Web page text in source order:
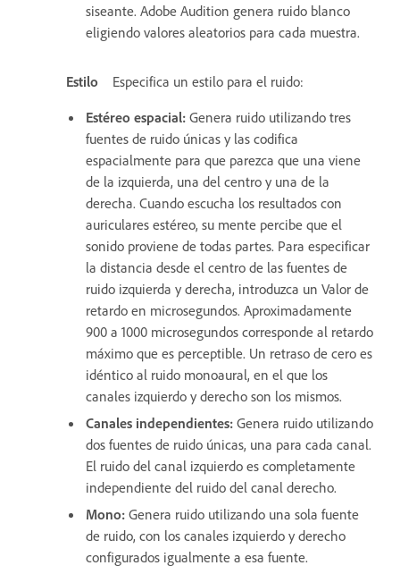
siseante. Adobe Audition genera ruido blanco
eligiendo valores aleatorios para cada muestra.
Estilo
Especifica un estilo para el ruido:
Estéreo espacial: Genera ruido utilizando tres
fuentes de ruido únicas y las codifica
espacialmente para que parezca que una viene
de la izquierda, una del centro y una de la
derecha. Cuando escucha los resultados con
auriculares estéreo, su mente percibe que el
sonido proviene de todas partes. Para especificar
la distancia desde el centro de las fuentes de
ruido izquierda y derecha, introduzca un Valor de
retardo en microsegundos. Aproximadamente
900 a 1000 microsegundos corresponde al retardo
máximo que es perceptible. Un retraso de cero es
idéntico al ruido monoaural, en el que los
canales izquierdo y derecho son los mismos.
Canales independientes: Genera ruido utilizando
dos fuentes de ruido únicas, una para cada canal.
El ruido del canal izquierdo es completamente
independiente del ruido del canal derecho.
Mono: Genera ruido utilizando una sola fuente
de ruido, con los canales izquierdo y derecho
configurados igualmente a esa fuente.